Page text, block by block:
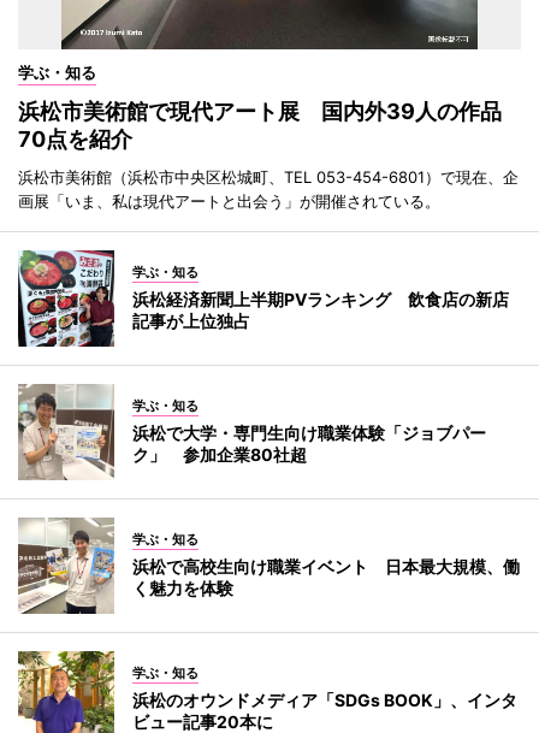
学ぶ・知る
浜松市美術館で現代アート展 国内外39人の作品
70点を紹介
浜松市美術館（浜松市中央区松城町、TEL 053-454-6801）で現在、企
画展「いま、私は現代アートと出会う」が開催されている。
学ぶ・知る
浜松経済新聞上半期PVランキング 飲食店の新店
記事が上位独占
学ぶ・知る
浜松で大学・専門生向け職業体験「ジョブパー
ク」 参加企業80社超
学ぶ・知る
浜松で高校生向け職業イベント 日本最大規模、働
く魅力を体験
学ぶ・知る
浜松のオウンドメディア「SDGs BOOK」、インタ
ビュー記事20本に